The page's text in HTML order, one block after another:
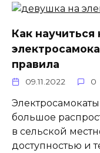
Как научиться
правила
09.11.2022 0
большое
в сельской
доступностью и